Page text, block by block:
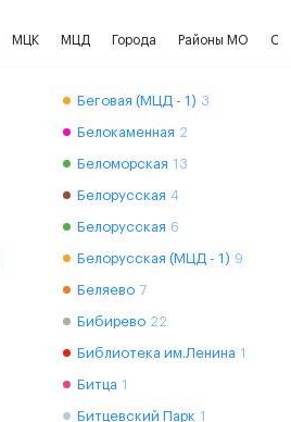
МЦК МЦД Города Районы МО
Беговая (МЦД - 1) 3
Белокаменная 2
Беломорская 13
Белорусская 4
Белорусская 6
Белорусская (МЦД - 1) 9
Беляево 7
Бибирево 22
Библиотека им.Ленина 1
Битца 1
Битцевский Парк 1